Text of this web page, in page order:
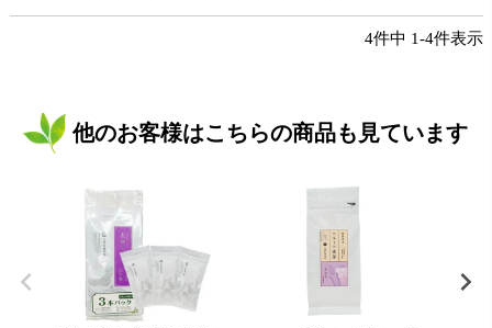
4件中 1-4件表示
他のお客様はこちらの商品も見ています